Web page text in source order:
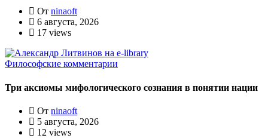
От ninaoft
6 августа, 2026
17 views
Философские комментарии
Три аксиомы мифологического сознания в понятии нации
От ninaoft
5 августа, 2026
12 views